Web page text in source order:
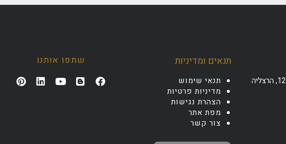
רח' החושלים 8, קומה 6, אגף צפוני, ת.ד 12425, הרצליה
תנאים ומדיניות
תנאי שימוש
מדיניות פרטיות
הצהרת נגישות
מפת אתר
צור קשר
שתפו אותנו